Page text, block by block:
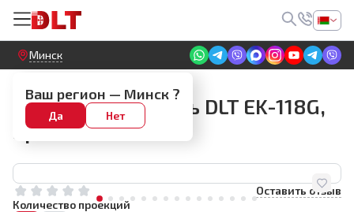
Круглосуточный! Прием заявок на сайте
Минск
Ваш регион — Минск ?
Да Нет
3D
Лазерный уровень DLT EK-118G,
арт.0784
Оставить отзыв
Количество проекций